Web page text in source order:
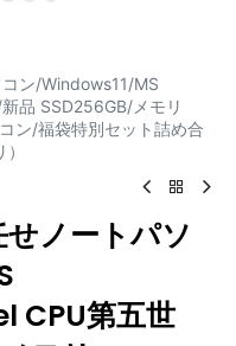
ン/Windows11/MS
品 SSD256GB/メモリ
ン/福袋特別セット詰め合
ノートパソ
CPU第五世